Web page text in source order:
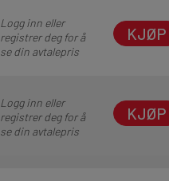
Logg inn eller
registrer deg for å
se din avtalepris
KJØP
Logg inn eller
registrer deg for å
se din avtalepris
KJØP